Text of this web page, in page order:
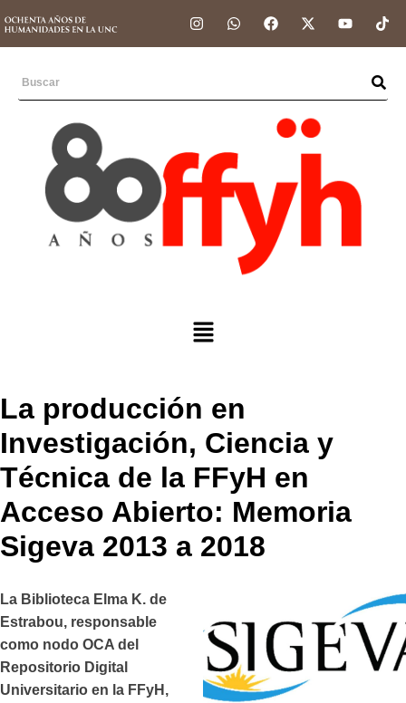
La producción en
Investigación, Ciencia y
Técnica de la FFyH en
Acceso Abierto: Memoria
Sigeva 2013 a 2018
La Biblioteca Elma K. de
Estrabou, responsable
como nodo OCA del
Repositorio Digital
Universitario en la FFyH,